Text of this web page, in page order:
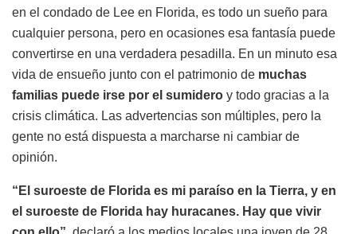
en el condado de Lee en Florida, es todo un sueño para
cualquier persona, pero en ocasiones esa fantasía puede
convertirse en una verdadera pesadilla. En un minuto esa
vida de ensueño junto con el patrimonio de muchas
familias puede irse por el sumidero y todo gracias a la
crisis climática. Las advertencias son múltiples, pero la
gente no está dispuesta a marcharse ni cambiar de
opinión.
“El suroeste de Florida es mi paraíso en la Tierra, y en
el suroeste de Florida hay huracanes. Hay que vivir